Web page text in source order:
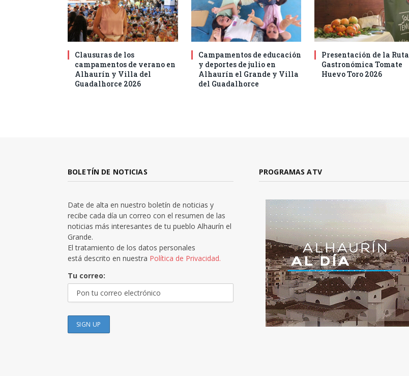
Clausuras de los
campamentos de verano en
Alhaurín y Villa del
Guadalhorce 2026
Campamentos de educación
y deportes de julio en
Alhaurín el Grande y Villa
del Guadalhorce
Presentación de la Ruta
Gastronómica Tomate
Huevo Toro 2026
BOLETÍN DE NOTICIAS
Date de alta en nuestro boletín de noticias y
recibe cada día un correo con el resumen de las
noticias más interesantes de tu pueblo Alhaurín el
Grande.
El tratamiento de los datos personales
está descrito en nuestra Política de Privacidad.
Tu correo:
PROGRAMAS ATV